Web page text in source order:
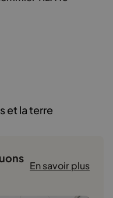
et la terre
En savoir plus